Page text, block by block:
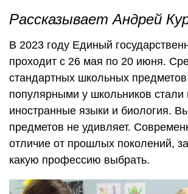
Рассказывает Андрей
В 2023 году Единый
проходит с 26 мая по 20 июня.
стандартных школьных
популярными у школьников
иностранные языки и биология.
предметов не удивляет.
отличие от прошлых поколений,
какую профессию выбрать.